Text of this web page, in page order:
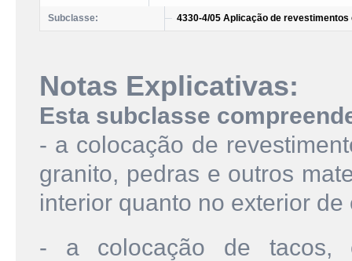
Subclasse: 4330-4/05 Aplicação de
Notas Explicativas:
Esta subclasse
- a colocação de
granito, pedras e outros
interior quanto no exterior de
- a colocação de tacos,